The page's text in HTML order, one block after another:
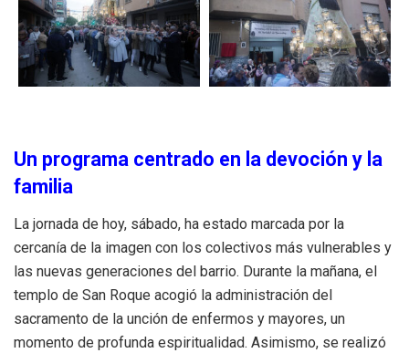
Un programa centrado en la devoción y la
familia
La jornada de hoy, sábado, ha estado marcada por la
cercanía de la imagen con los colectivos más vulnerables y
las nuevas generaciones del barrio. Durante la mañana, el
templo de San Roque acogió la administración del
sacramento de la unción de enfermos y mayores, un
momento de profunda espiritualidad. Asimismo, se realizó